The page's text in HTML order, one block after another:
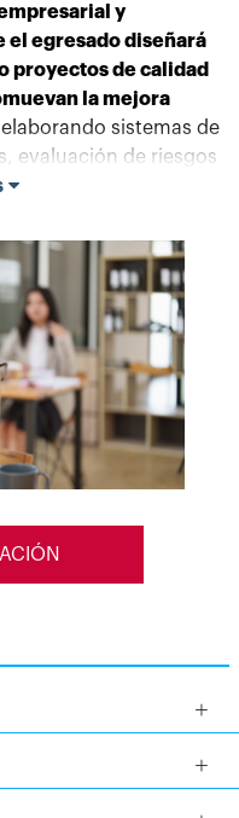
y
el egresado diseñará
proyectos de calidad
la mejora
elaborando sistemas de
evaluación de riesgos
higiene y
u organizaciones